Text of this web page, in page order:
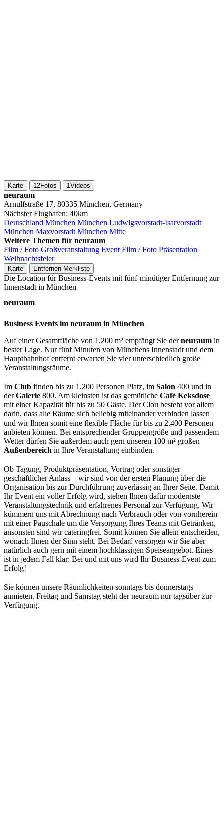
Karte 12Fotos 1Videos
neuraum
Arnulfstraße 17, 80335 München, Germany
Nächster Flughafen: 40km
Deutschland München München Ludwigsvorstadt-Isarvorstadt
München Maxvorstadt München Mitte
Weitere Themen für neuraum
Film / Foto Großveranstaltung Event Film / Foto Präsentation
Weihnachtsfeier
Karte Entfernen Merkliste
Die Location für Business-Events mit fünf-minütiger Entfernung zur
Innenstadt in München
neuraum
Business Events im neuraum in München
Auf einer Gesamtfläche von 1.200 m² empfängt Sie derneuraum in
bester Lage. Nur fünf Minuten von Münchens Innenstadt und dem
Hauptbahnhof entfernt erwarten Sie vier unterschiedlich große
Veranstaltungsräume.
Im Club finden bis zu 1.200 Personen Platz, im Salon 400 und in
derGalerie 800. Am kleinsten ist das gemütliche Café Keksdose
mit einer Kapazität für bis zu 50 Gäste. Der Clou besteht vor allem
darin, dass alle Räume sich beliebig miteinander verbinden lassen
und wir Ihnen somit eine flexible Fläche für bis zu 2.400 Personen
anbieten können. Bei entsprechender Gruppengröße und passendem
Wetter dürfen Sie außerdem auch gern unseren 100 m² großen
Außenbereich in Ihre Veranstaltung einbinden.
Ob Tagung, Produktpräsentation, Vortrag oder sonstiger
geschäftlicher Anlass – wir sind von der ersten Planung über die
Organisation bis zur Durchführung zuverlässig an Ihrer Seite. Damit
Ihr Event ein voller Erfolg wird, stehen Ihnen dafür modernste
Veranstaltungstechnik und erfahrenes Personal zur Verfügung. Wir
kümmern uns mit Abrechnung nach Verbrauch oder von vornherein
mit einer Pauschale um die Versorgung Ihres Teams mit Getränken,
ansonsten sind wir cateringfrei. Somit können Sie allein entscheiden,
wonach Ihnen der Sinn steht. Bei Bedarf versorgen wir Sie aber
natürlich auch gern mit einem hochklassigen Speiseangebot. Eines
ist in jedem Fall klar: Bei und mit uns wird Ihr Business-Event zum
Erfolg!
Sie können unsere Räumlichkeiten sonntags bis donnerstags
anmieten. Freitag und Samstag steht der neuraum nur tagsüber zur
Verfügung.